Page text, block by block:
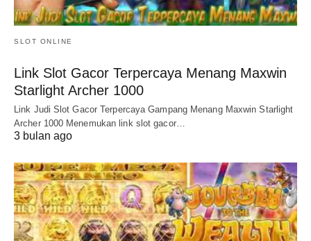
SLOT ONLINE
Link Slot Gacor Terpercaya Menang Maxwin
Starlight Archer 1000
Link Judi Slot Gacor Terpercaya Gampang Menang Maxwin Starlight
Archer 1000 Menemukan link slot gacor…
3 bulan ago